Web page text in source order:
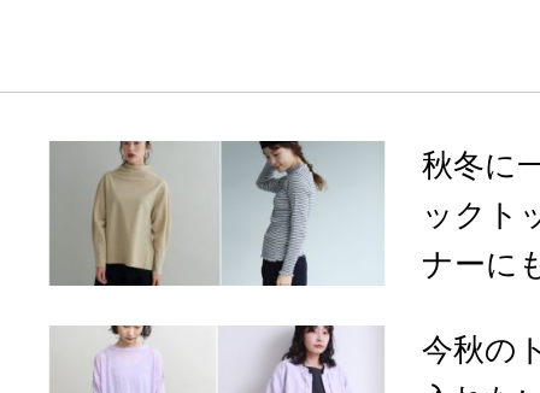
秋冬に
ックト
ナーに
今秋の